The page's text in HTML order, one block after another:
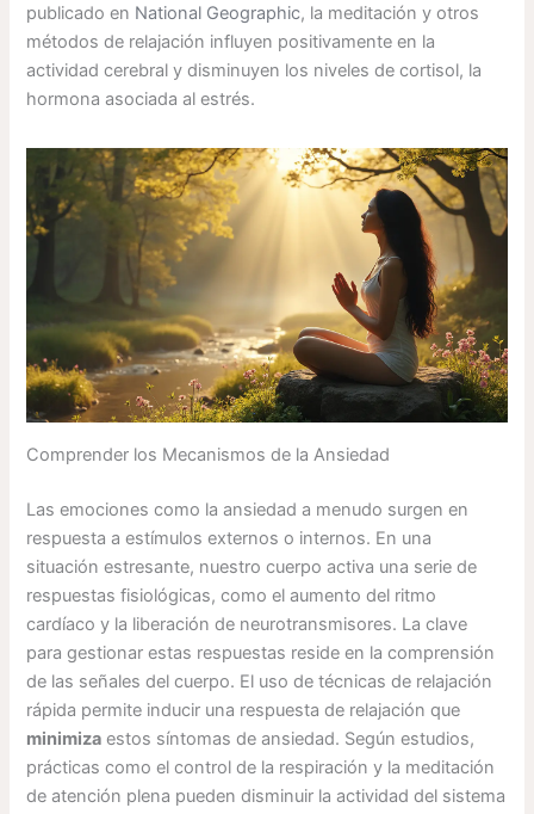
publicado en National Geographic, la meditación y otros
métodos de relajación influyen positivamente en la
actividad cerebral y disminuyen los niveles de cortisol, la
hormona asociada al estrés.
Comprender los Mecanismos de la Ansiedad
Las emociones como la ansiedad a menudo surgen en
respuesta a estímulos externos o internos. En una
situación estresante, nuestro cuerpo activa una serie de
respuestas fisiológicas, como el aumento del ritmo
cardíaco y la liberación de neurotransmisores. La clave
para gestionar estas respuestas reside en la comprensión
de las señales del cuerpo. El uso de técnicas de relajación
rápida permite inducir una respuesta de relajación que
minimiza estos síntomas de ansiedad. Según estudios,
prácticas como el control de la respiración y la meditación
de atención plena pueden disminuir la actividad del sistema